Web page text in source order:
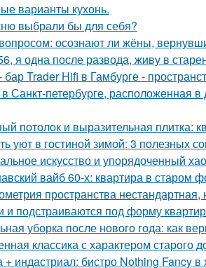
варианты кухонь.
выбрали бы для себя?
осознают ли жёны,
я одна после развода, живу в
бар Trader Hifi в Гамбурге -
Санкт-петербурге, расположенная
потолок и выразительная плитка:
уют в гостиной зимой: 3 полезных
искусство и упорядоченный
вайб 60-х: квартира в старом
пространства
и подстраиваются под форму
уборка после нового года: как
классика с характером старого
индастриал: бистро Nothing Fancy в